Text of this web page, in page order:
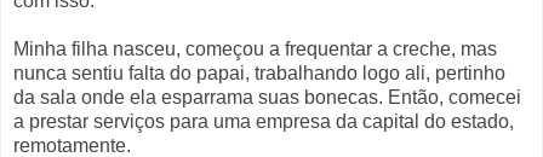
Minha filha nasceu, começou a frequentar a creche, mas
nunca sentiu falta do papai, trabalhando logo ali, pertinho
da sala onde ela esparrama suas bonecas. Então, comecei
a prestar serviços para uma empresa da capital do estado,
remotamente.